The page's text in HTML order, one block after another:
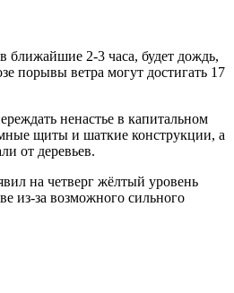
ближайшие 2-3 часа, будет дождь,
порывы ветра могут достигать 17
ненастье в капитальном
щиты и шаткие конструкции, а
от деревьев.
на четверг жёлтый уровень
из-за возможного сильного